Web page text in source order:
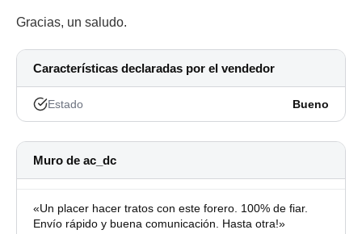
Gracias, un saludo.
Características declaradas por el vendedor
Estado Bueno
Muro de ac_dc
«Un placer hacer tratos con este forero. 100% de fiar.
Envío rápido y buena comunicación. Hasta otra!»